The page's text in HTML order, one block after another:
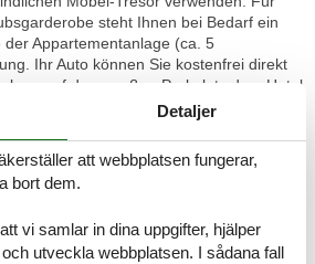
steht Ihnen bei Bedarf ein
Appartementanlage (ca. 5
Ihr Auto können Sie kostenfrei direkt
auf dem großen Parkplatz des „Hotel
Sofern Sie keine eigenen Fahrräder
Sie bequem in alle Etagen der
Mitbringen von Haustieren ist in dieser
Gäste in der Wohnung nicht gestattet,
den Balkon. Vielen Dank für Ihr
Detaljer
att webbplatsen fungerar,
bort dem.
vi samlar in dina uppgifter, hjälper
utveckla webbplatsen. I sådana fall